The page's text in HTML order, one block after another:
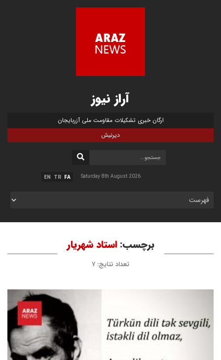
آراز نیوز
ارگان خبری تشکیلات مقاومت ملی آزربایجان
دیرنیش
FA
TR
EN Saturday 8th August 2026
برچسب:استاد شهریار
تعداد نتایج: ۷